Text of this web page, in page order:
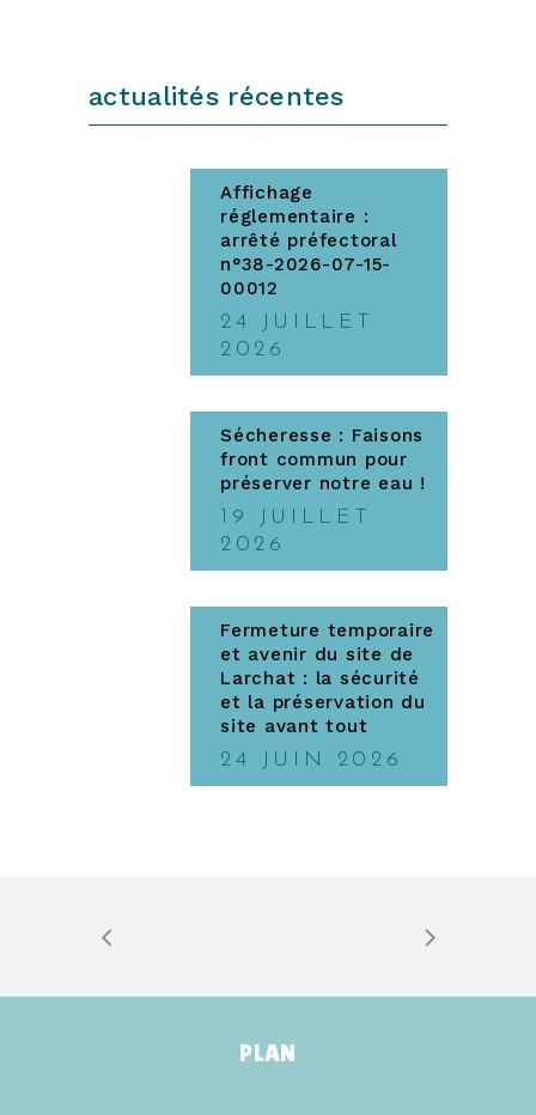
actualités récentes
Affichage
réglementaire :
arrêté préfectoral
n°38-2026-07-15-
00012
24 JUILLET
2026
Sécheresse : Faisons
front commun pour
préserver notre eau !
19 JUILLET
2026
Fermeture temporaire
et avenir du site de
Larchat : la sécurité
et la préservation du
site avant tout
24 JUIN 2026
PLAN